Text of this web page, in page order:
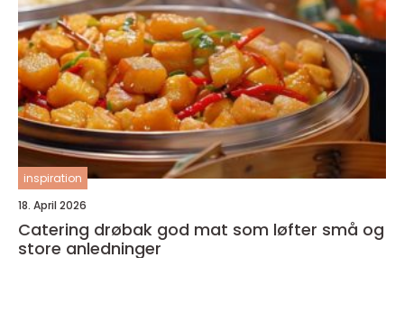
inspiration
18. April 2026
Catering drøbak god mat som løfter små og
store anledninger